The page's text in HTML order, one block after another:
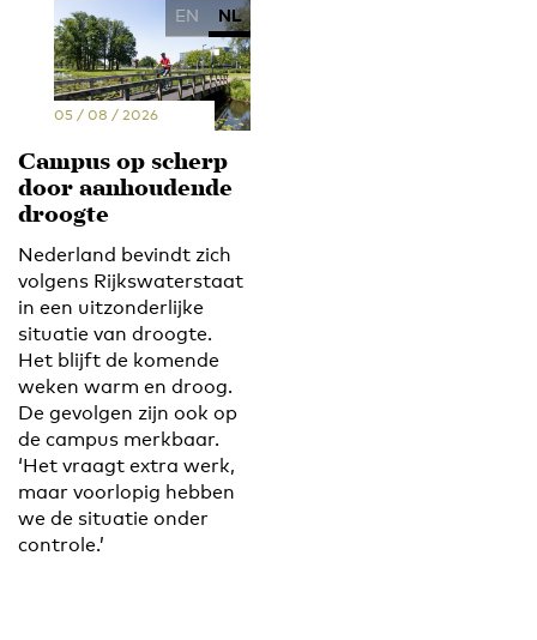
EN NL
05 / 08 / 2026
Campus op scherp
door aanhoudende
droogte
Nederland bevindt zich
volgens Rijkswaterstaat
in een uitzonderlijke
situatie van droogte.
Het blijft de komende
weken warm en droog.
De gevolgen zijn ook op
de campus merkbaar.
‘Het vraagt extra werk,
maar voorlopig hebben
we de situatie onder
controle.’